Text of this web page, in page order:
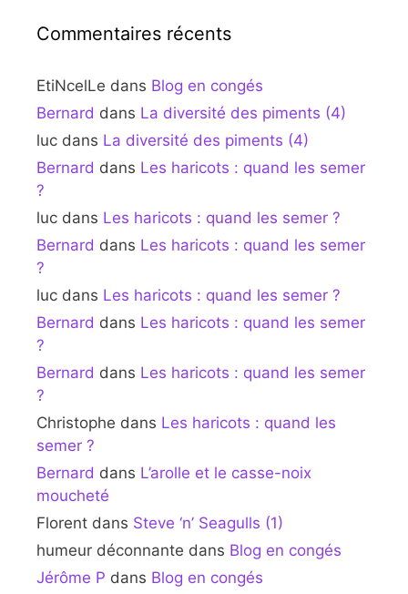
Commentaires récents
EtiNcelLe dans Blog en congés
Bernard dans La diversité des piments (4)
luc dans La diversité des piments (4)
Bernard dans Les haricots : quand les semer
?
luc dans Les haricots : quand les semer ?
Bernard dans Les haricots : quand les semer
?
luc dans Les haricots : quand les semer ?
Bernard dans Les haricots : quand les semer
?
Bernard dans Les haricots : quand les semer
?
Christophe dans Les haricots : quand les
semer ?
Bernard dans L’arolle et le casse-noix
moucheté
Florent dans Steve ‘n’ Seagulls (1)
humeur déconnante dans Blog en congés
Jérôme P dans Blog en congés